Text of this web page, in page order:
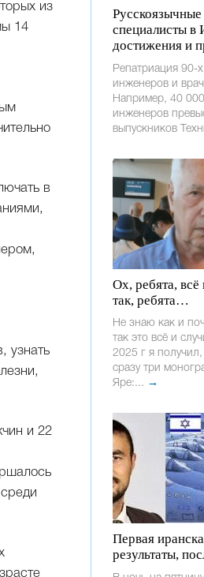
из
14
в
узнать
и 22
специалисты в
достижения и
Репатриация 90-
инженеров и
Например, 40
инженеров
выпускников
Ох, ребята, всё
так, ребята…
Не знаю как и
так это всё и
2025 г я
сразу три
Яре:... →
Первая
результаты,